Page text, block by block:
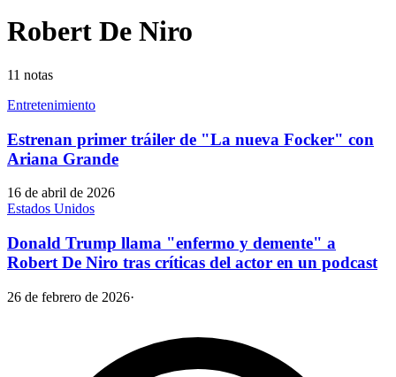
Robert De Niro
11 notas
Entretenimiento
Estrenan primer tráiler de "La nueva Focker" con
Ariana Grande
16 de abril de 2026
Estados Unidos
Donald Trump llama "enfermo y demente" a
Robert De Niro tras críticas del actor en un podcast
26 de febrero de 2026·